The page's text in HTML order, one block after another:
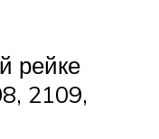
рейке
2109,